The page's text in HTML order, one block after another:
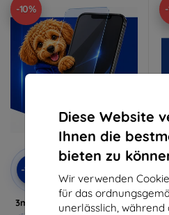
Diese Website
Ihnen die
bieten zu
Wir verwenden
für das
unerlässlich,
-10%
-10%
Rabatt
Gutschein
3mk Anti-Shock Schutzglas